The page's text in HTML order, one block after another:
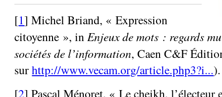
[1] Michel Briand, « Expression
citoyenne », inEnjeux de mots : regards
sociétés de l’information, Caen C&F
surhttp://www.vecam.org/article.php3?i...).
[2] Pascal Ménoret, « Le cheikh, l’électeur